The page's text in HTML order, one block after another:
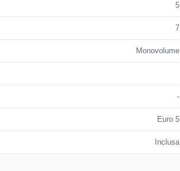
5
7
Monovolume
-
Euro 5
Inclusa